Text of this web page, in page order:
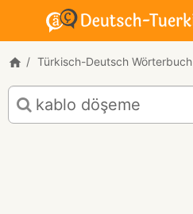
Türkisch-Deutsch Wörterbuch
Türkisch-
Deutsch
Übersetzung